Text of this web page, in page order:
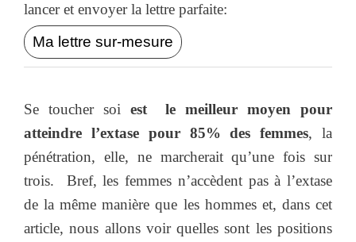
lancer et envoyer la lettre parfaite:
Ma lettre sur-mesure
Se toucher soi est le meilleur moyen pour
atteindre l’extase pour 85% des femmes, la
pénétration, elle, ne marcherait qu’une fois sur
trois. Bref, les femmes n’accèdent pas à l’extase
de la même manière que les hommes et, dans cet
article, nous allons voir quelles sont les positions